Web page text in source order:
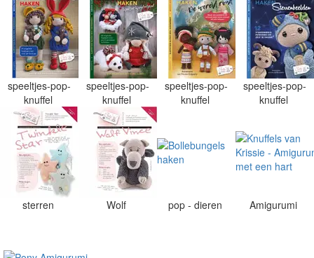
speeltjes-pop-
knuffel
speeltjes-pop-
knuffel
speeltjes-pop-
knuffel
speeltjes-pop-
knuffel
sterren Wolf pop - dieren Amigurumi